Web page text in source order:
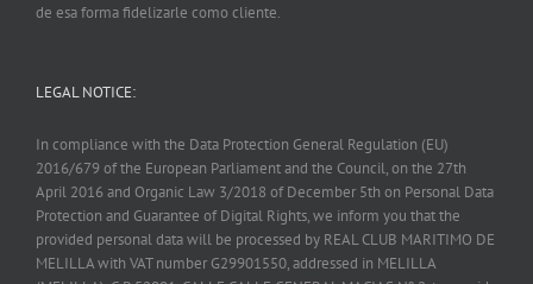
de esa forma fidelizarle como cliente.
LEGAL NOTICE:
In compliance with the Data Protection General Regulation (EU)
2016/679 of the European Parliament and the Council, on the 27th
April 2016 and Organic Law 3/2018 of December 5th on Personal Data
Protection and Guarantee of Digital Rights, we inform you that the
provided personal data will be processed by REAL CLUB MARITIMO DE
MELILLA with VAT number G29901550, addressed in MELILLA